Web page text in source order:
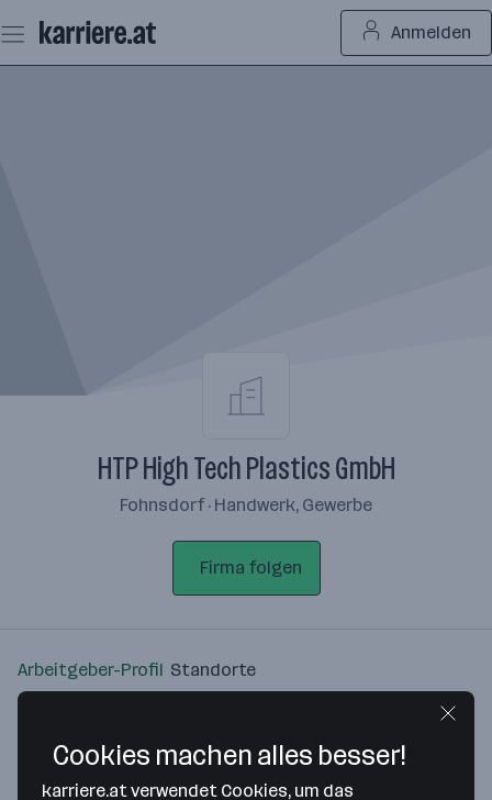
Seiteninhalt
springen
Anmelden
HTP High Tech Plastics GmbH
Fohnsdorf · Handwerk, Gewerbe
Firma folgen
Arbeitgeber-Profil Standorte
Cookies machen alles besser!
karriere.at verwendet Cookies, um das